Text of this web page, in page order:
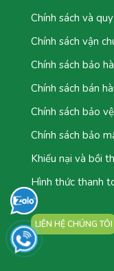
Chính sách và
Chính sách vận
Chính sách bảo
Chính sách bán
Chính sách bảo
Chính sách bảo
Khiếu nại và bồi
Hình thức thanh
LIÊN HỆ CHÚNG TÔI